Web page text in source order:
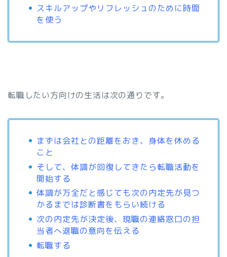
スキルアップやリフレッシュのために時間
を使う
転職したい方向けの生活は次の通りです。
まずは会社との距離をおき、身体を休める
こと
そして、体調が回復してきたら転職活動を
開始する
体調が万全だと感じても次の内定先が見つ
かるまでは診断書をもらい続ける
次の内定先が決定後、現職の連絡窓口の担
当者へ退職の意向を伝える
転職する